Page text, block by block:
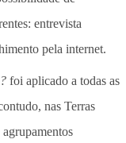
entrevista
pela internet.
foi aplicado a todas as
nas Terras